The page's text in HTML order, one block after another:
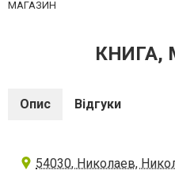
МАГАЗИН
КНИГА,
Опис Відгуки
54030, Николаев,